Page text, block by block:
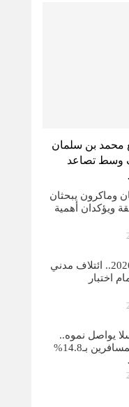
محمد بن سلمان
وسط تصاعد
وماكرون يبحثان
ويؤكدان أهمية
قبل انتخابات 2026.. ائتلاف مدني
اختبار
يواصل نموه..
ارتفاع حركة المسافرين بـ14.8%